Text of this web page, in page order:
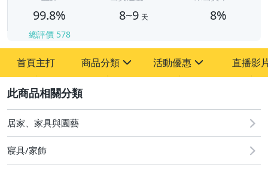
99.8%
總評價 578
8~9 天 8%
首頁主打 商品分類
其它
活動優惠
[全店] 新品回饋
直播影
居家、家具與園藝
寢具/家飾